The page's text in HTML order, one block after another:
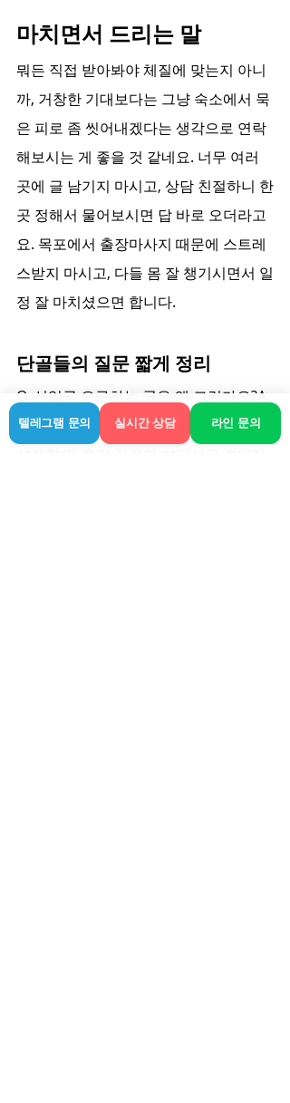
마치면서 드리는 말
뭐든 직접 받아봐야 체질에 맞는지 아니
까, 거창한 기대보다는 그냥 숙소에서 묵
은 피로 좀 씻어내겠다는 생각으로 연락
해보시는 게 좋을 것 같네요. 너무 여러
곳에 글 남기지 마시고, 상담 친절하니 한
곳 정해서 물어보시면 답 바로 오더라고
요. 목포에서 출장마사지 때문에 스트레
스받지 마시고, 다들 몸 잘 챙기시면서 일
정 잘 마치셨으면 합니다.
단골들의 질문 짧게 정리
Q. 선입금 요구하는 곳은 왜 그런가요?A.
요즘 그런 곳들 많으니 주의하세요. 업체
텔레그램 문의 실시간 상담 라인 문의